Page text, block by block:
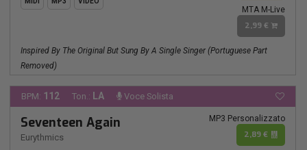
MTA M-Live
2,99 €
Inspired By The Original But Sung By A Single Singer (Portuguese Part
Removed)
BPM: 112 Ton.: LA Voce Solista
Seventeen Again
Eurythmics
MP3 Personalizzato
2,89 €